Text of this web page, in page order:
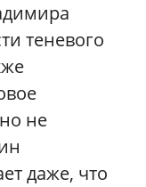
теневого
не
даже, что